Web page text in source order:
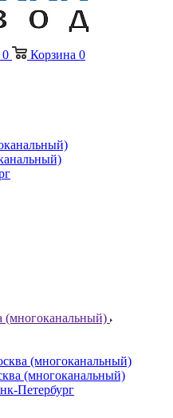
0 Корзина 0
(многоканальный)
(многоканальный)
(многоканальный)
Петербург